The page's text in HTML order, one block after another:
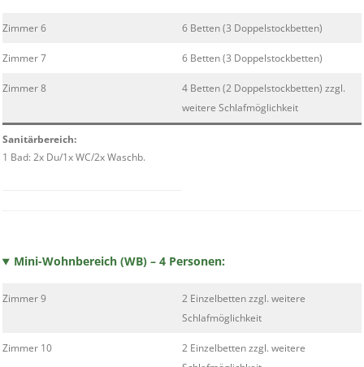
Zimmer 6 6 Betten (3 Doppelstockbetten)
Zimmer 7 6 Betten (3 Doppelstockbetten)
Zimmer 8
4 Betten (2 Doppelstockbetten) zzgl.
weitere Schlafmöglichkeit
Sanitärbereich:
1 Bad: 2x Du/1x WC/2x Waschb.
Mini-Wohnbereich (WB) – 4 Personen:
Zimmer 9
2 Einzelbetten zzgl. weitere
Schlafmöglichkeit
Zimmer 10
2 Einzelbetten zzgl. weitere